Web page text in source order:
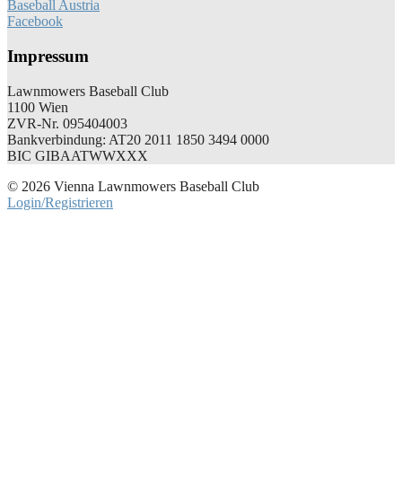
Baseball Austria
Facebook
Impressum
Lawnmowers Baseball Club
1100 Wien
ZVR-Nr. 095404003
Bankverbindung: AT20 2011 1850 3494 0000
BIC GIBAATWWXXX
© 2026 Vienna Lawnmowers Baseball Club
Login/Registrieren